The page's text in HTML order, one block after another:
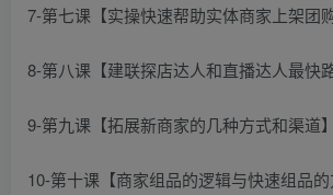
7-第七课【实操快速帮助实体商家上架团
8-第八课【建联探店达人和直播达人最快
9-第九课【拓展新商家的几种方式和渠道
10-第十课【商家组品的逻辑与快速组品